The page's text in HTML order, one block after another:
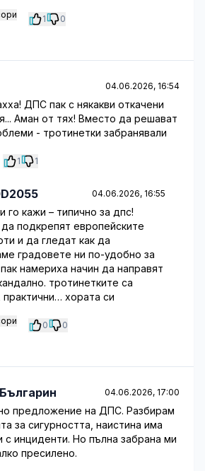
1 0
04.06.2026, 16:54
ДПС пак с някакви откачени
Аман от тях! Вместо да решават
- тротинетки забранявали
1 1
04.06.2026, 16:55
го кажи – типично за дпс!
подкрепят европейските
и да гледат как да
градовете ни по-удобно за
намериха начин да направят
тротинетките са
практични… хората си
0 0
04.06.2026, 17:00
предложение на ДПС. Разбирам
за сигурността, наистина има
с инциденти. Но пълна забрана ми
пресилено.